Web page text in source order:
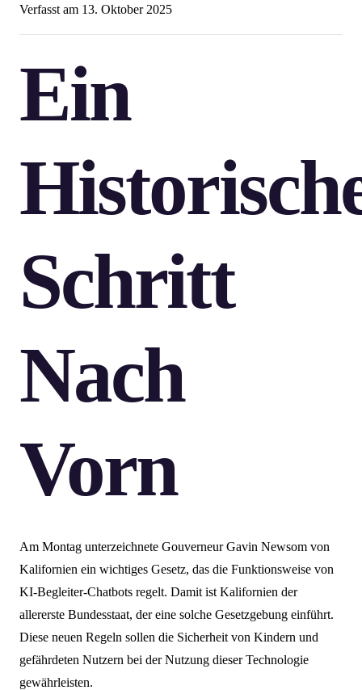
Verfasst am 13. Oktober 2025
Ein
Schritt
Nach
Vorn
Am Montag unterzeichnete Gouverneur Gavin Newsom von
Kalifornien ein wichtiges Gesetz, das die Funktionsweise von
KI-Begleiter-Chatbots regelt. Damit ist Kalifornien der
allererste Bundesstaat, der eine solche Gesetzgebung einführt.
Diese neuen Regeln sollen die Sicherheit von Kindern und
gefährdeten Nutzern bei der Nutzung dieser Technologie
gewährleisten.